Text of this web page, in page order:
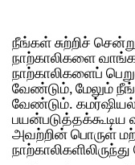
நீங்கள் சுற்றிச்
நாற்காலிகளை வாங்க
நாற்காலிகளைப்
வேண்டும், மேலும்
வேண்டும்.
அவற்றின் பொருள்